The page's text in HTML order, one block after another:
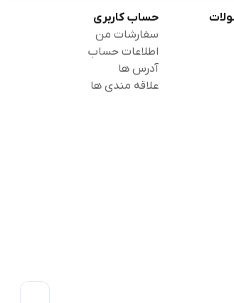
حساب کاربری
سفارشات من
اطلاعات حساب
آدرس ها
علاقه مندی ها